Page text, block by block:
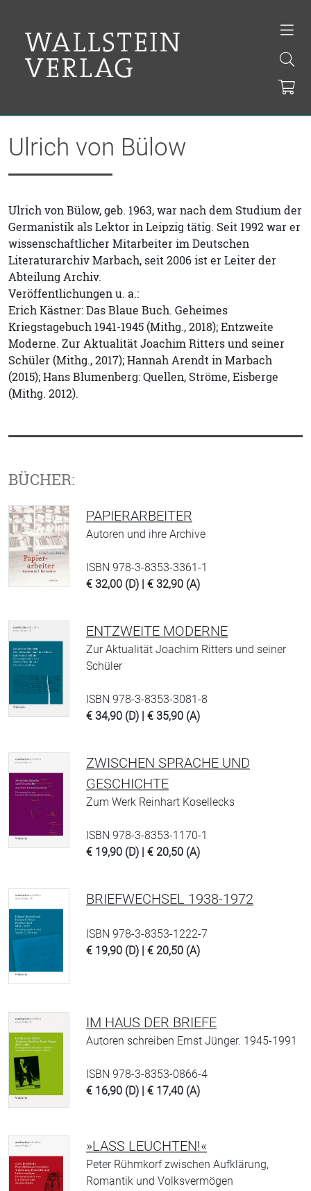
Ulrich von Bülow
Ulrich von Bülow, geb. 1963, war nach dem Studium der
Germanistik als Lektor in Leipzig tätig. Seit 1992 war er
wissenschaftlicher Mitarbeiter im Deutschen
Literaturarchiv Marbach, seit 2006 ist er Leiter der
Abteilung Archiv.
Veröffentlichungen u. a.:
Erich Kästner: Das Blaue Buch. Geheimes
Kriegstagebuch 1941-1945 (Mithg., 2018); Entzweite
Moderne. Zur Aktualität Joachim Ritters und seiner
Schüler (Mithg., 2017); Hannah Arendt in Marbach
(2015); Hans Blumenberg: Quellen, Ströme, Eisberge
(Mithg. 2012).
BÜCHER:
PAPIERARBEITER
Autoren und ihre Archive
ISBN 978-3-8353-3361-1
€ 32,00 (D) | € 32,90 (A)
ENTZWEITE MODERNE
Zur Aktualität Joachim Ritters und seiner
Schüler
ISBN 978-3-8353-3081-8
€ 34,90 (D) | € 35,90 (A)
ZWISCHEN SPRACHE UND
GESCHICHTE
Zum Werk Reinhart Kosellecks
ISBN 978-3-8353-1170-1
€ 19,90 (D) | € 20,50 (A)
BRIEFWECHSEL 1938-1972
ISBN 978-3-8353-1222-7
€ 19,90 (D) | € 20,50 (A)
IM HAUS DER BRIEFE
Autoren schreiben Ernst Jünger. 1945-1991
ISBN 978-3-8353-0866-4
€ 16,90 (D) | € 17,40 (A)
»LASS LEUCHTEN!«
Peter Rühmkorf zwischen Aufklärung,
Romantik und Volksvermögen